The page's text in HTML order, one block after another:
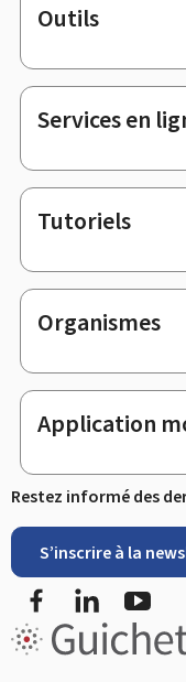
Pied
de
page
Outils
Services en
Tutoriels
Organismes
Application
Restez informé des
S’inscrire à la
FacebookLinkedIn